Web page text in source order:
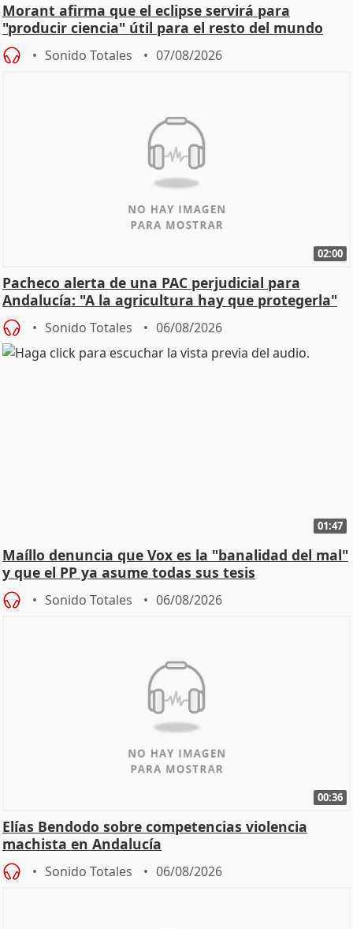
Morant afirma que el eclipse servirá para
"producir ciencia" útil para el resto del mundo
Sonido Totales 07/08/2026
02:00
Pacheco alerta de una PAC perjudicial para
Andalucía: "A la agricultura hay que protegerla"
Sonido Totales 06/08/2026
01:47
Maíllo denuncia que Vox es la "banalidad del mal"
y que el PP ya asume todas sus tesis
Sonido Totales 06/08/2026
00:36
Elías Bendodo sobre competencias violencia
machista en Andalucía
Sonido Totales 06/08/2026